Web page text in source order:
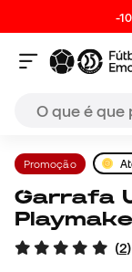
-
Promoção
Garrafa Under Armour
(2)